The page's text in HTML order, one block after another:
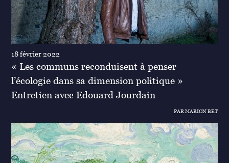
18 février 2022
« Les communs reconduisent à penser
l’écologie dans sa dimension politique »
Entretien avec Edouard Jourdain
PAR MARION BET